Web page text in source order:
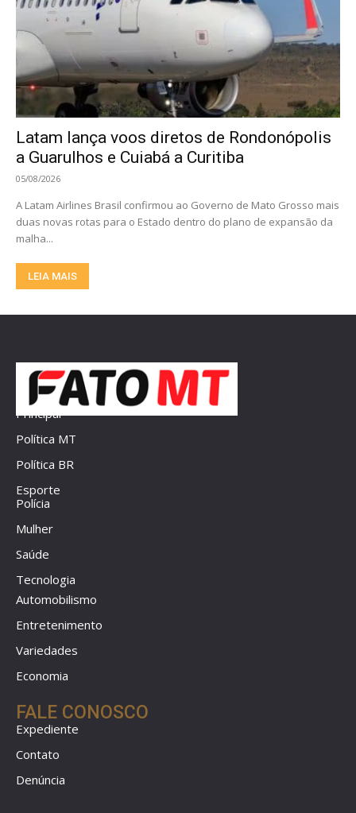
Latam lança voos diretos de Rondonópolis
a Guarulhos e Cuiabá a Curitiba
05/08/2026
A Latam Airlines Brasil confirmou ao Governo de Mato Grosso mais
duas novas rotas para o Estado dentro do plano de expansão da
malha...
LEIA MAIS
Principal
Política MT
Política BR
Esporte
Polícia
Mulher
Saúde
Tecnologia
Automobilismo
Entretenimento
Variedades
Economia
FALE CONOSCO
Expediente
Contato
Denúncia